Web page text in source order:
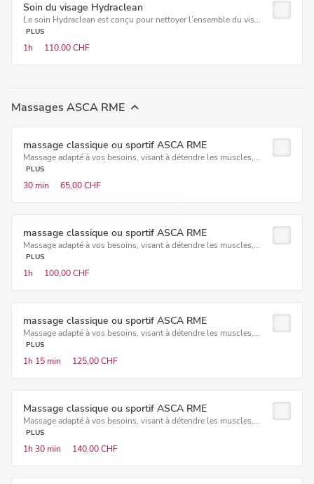
Soin du visage Hydraclean
Le soin Hydraclean est conçu pour nettoyer l’ensemble du vis...
PLUS
1h 110,00 CHF
Massages ASCA RME
massage classique ou sportif ASCA RME
Massage adapté à vos besoins, visant à détendre les muscles,...
PLUS
30 min 65,00 CHF
massage classique ou sportif ASCA RME
Massage adapté à vos besoins, visant à détendre les muscles,...
PLUS
1h 100,00 CHF
massage classique ou sportif ASCA RME
Massage adapté à vos besoins, visant à détendre les muscles,...
PLUS
1h 15 min 125,00 CHF
Massage classique ou sportif ASCA RME
Massage adapté à vos besoins, visant à détendre les muscles,...
PLUS
1h 30 min 140,00 CHF